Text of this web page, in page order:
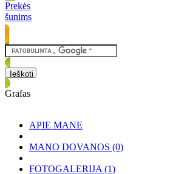
Prekės
šunims
Grafas
APIE MANE
MANO DOVANOS (0)
FOTOGALERIJA (1)